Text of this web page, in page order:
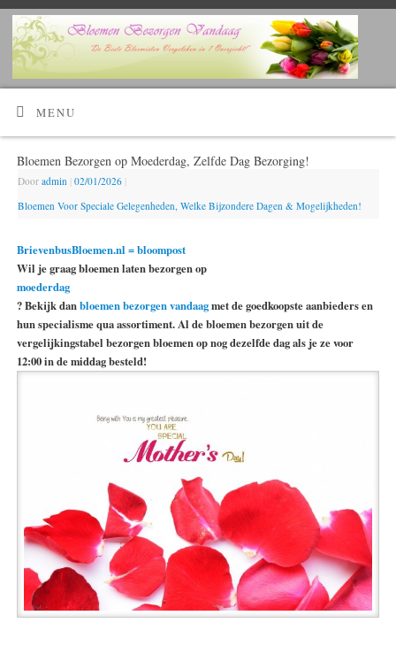
Voordelig bloemen bestellen en laten bezorgen? Kijk Hier!
MENU
Bloemen Bezorgen op Moederdag, Zelfde Dag Bezorging!
Door admin 02/01/2026
Bloemen Voor Speciale Gelegenheden, Welke Bijzondere Dagen & Mogelijkheden!
BrievenbusBloemen.nl = bloompost
Wil je graag bloemen laten bezorgen op
moederdag
? Bekijk danbloemen bezorgen vandaagmet de goedkoopste aanbieders en
hun specialisme qua assortiment. Al de bloemen bezorgen uit de
vergelijkingstabel bezorgen bloemen op nog dezelfde dag als je ze voor
12:00 in de middag besteld!